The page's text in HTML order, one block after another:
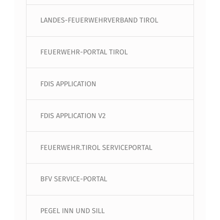
LANDES-FEUERWEHRVERBAND TIROL
FEUERWEHR-PORTAL TIROL
FDIS APPLICATION
FDIS APPLICATION V2
FEUERWEHR.TIROL SERVICEPORTAL
BFV SERVICE-PORTAL
PEGEL INN UND SILL